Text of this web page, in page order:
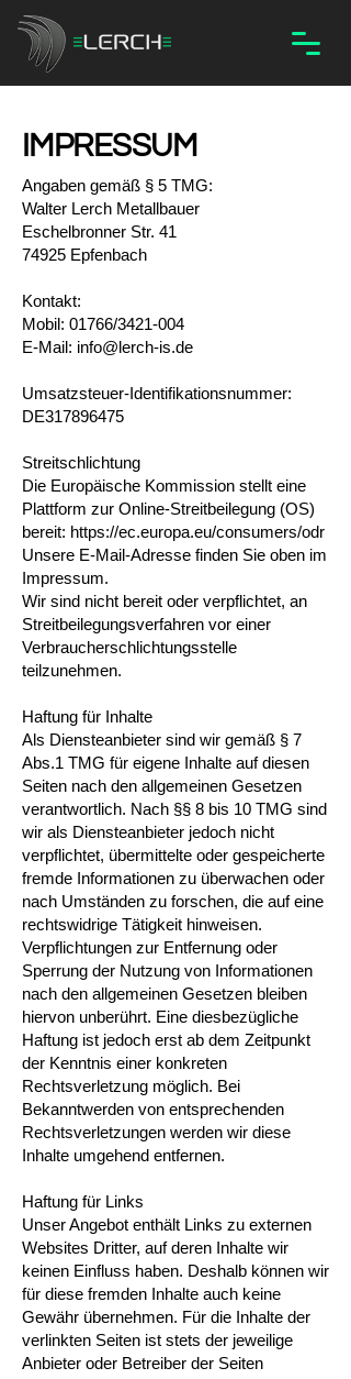
IMPRESSUM
Angaben gemäß § 5 TMG:
Walter Lerch Metallbauer
Eschelbronner Str. 41
74925 Epfenbach
Kontakt:
Mobil: 01766/3421-004
E-Mail: info@lerch-is.de
Umsatzsteuer-Identifikationsnummer:
DE317896475
Streitschlichtung
Die Europäische Kommission stellt eine
Plattform zur Online-Streitbeilegung (OS)
bereit: https://ec.europa.eu/consumers/odr
Unsere E-Mail-Adresse finden Sie oben im
Impressum.
Wir sind nicht bereit oder verpflichtet, an
Streitbeilegungsverfahren vor einer
Verbraucherschlichtungsstelle
teilzunehmen.
Haftung für Inhalte
Als Diensteanbieter sind wir gemäß § 7
Abs.1 TMG für eigene Inhalte auf diesen
Seiten nach den allgemeinen Gesetzen
verantwortlich. Nach §§ 8 bis 10 TMG sind
wir als Diensteanbieter jedoch nicht
verpflichtet, übermittelte oder gespeicherte
fremde Informationen zu überwachen oder
nach Umständen zu forschen, die auf eine
rechtswidrige Tätigkeit hinweisen.
Verpflichtungen zur Entfernung oder
Sperrung der Nutzung von Informationen
nach den allgemeinen Gesetzen bleiben
hiervon unberührt. Eine diesbezügliche
Haftung ist jedoch erst ab dem Zeitpunkt
der Kenntnis einer konkreten
Rechtsverletzung möglich. Bei
Bekanntwerden von entsprechenden
Rechtsverletzungen werden wir diese
Inhalte umgehend entfernen.
Haftung für Links
Unser Angebot enthält Links zu externen
Websites Dritter, auf deren Inhalte wir
keinen Einfluss haben. Deshalb können wir
für diese fremden Inhalte auch keine
Gewähr übernehmen. Für die Inhalte der
verlinkten Seiten ist stets der jeweilige
Anbieter oder Betreiber der Seiten